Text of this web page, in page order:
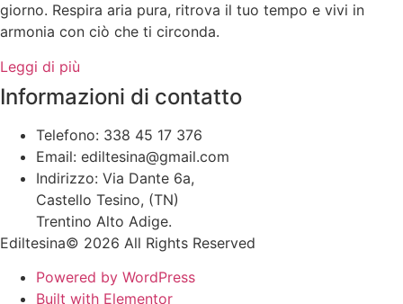
giorno. Respira aria pura, ritrova il tuo tempo e vivi in
armonia con ciò che ti circonda.
Leggi di più
Informazioni di contatto
Telefono: 338 45 17 376
Email: ediltesina@gmail.com
Indirizzo: Via Dante 6a,
Castello Tesino, (TN)
Trentino Alto Adige.
Ediltesina© 2026 All Rights Reserved
Powered by WordPress
Built with Elementor